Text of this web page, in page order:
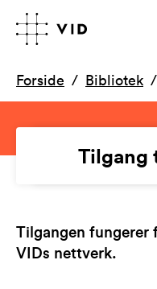
Forside Bibliotek
Tilgang
Tilgangen fungerer
VIDs nettverk.